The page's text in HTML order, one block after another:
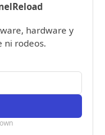
hardware y
ni rodeos.